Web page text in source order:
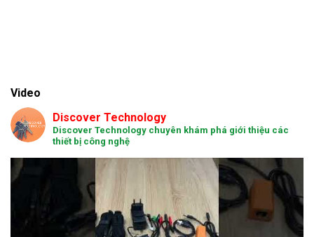
Video
Discover Technology
Discover Technology chuyên khám phá giới thiệu các
thiết bị công nghệ